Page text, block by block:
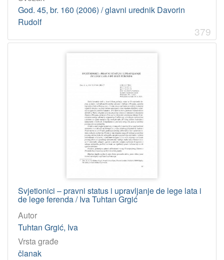
God. 45, br. 160 (2006) / glavni urednik Davorin
Rudolf
379
Svjetionici – pravni status i upravljanje de lege lata i
de lege ferenda / Iva Tuhtan Grgić
Autor
Tuhtan Grgić, Iva
Vrsta građe
članak